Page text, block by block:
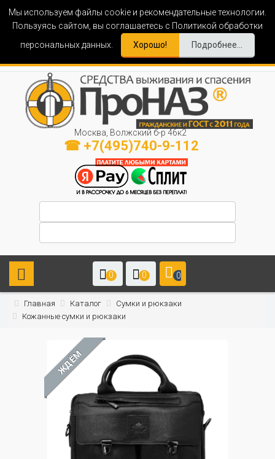
Мы используем файлы cookie и рекомендательные технологии.
Пользуясь сайтом, вы соглашаетесь с Политикой обработки
персональных данных.
Хорошо! Подробнее...
Москва, Волжский б-р 46к2
☎ +7(495)740-9-112
0 0 0
Главная Каталог
Сумки и рюкзаки
Кожанные сумки и рюкзаки
ЖДЁМ